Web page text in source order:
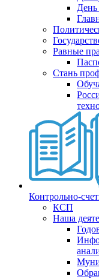
День
Равные
Стань
Контрольно-
КСП
Наша